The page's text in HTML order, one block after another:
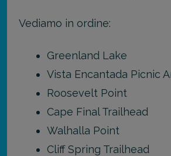
Vediamo in ordine:
Greenland Lake
Vista Encantada Picnic
Roosevelt Point
Cape Final Trailhead
Walhalla Point
Cliff Spring Trailhead